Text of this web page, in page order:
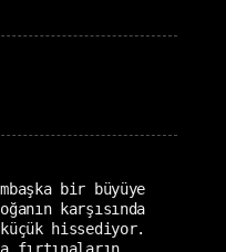
bir büyüye
karşısında
hissediyor.